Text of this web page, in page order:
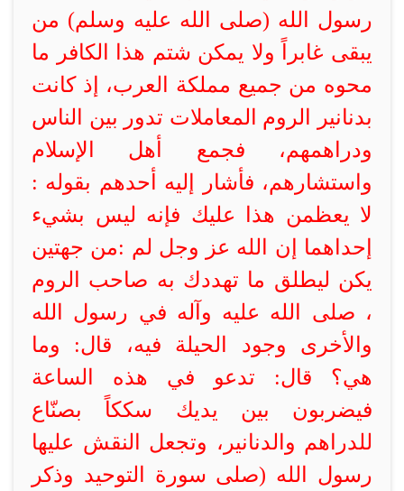
رسول الله (صلى الله عليه وسلم) من
شتم هذا الكافر ما يبقى غابراً ولا يمكن
محوه من جميع مملكة العرب، إذ كانت
المعاملات تدور بين الناس
بدنانير الروم
ودراهمهم، فجمع أهل الإسلام
واستشارهم، فأشار إليه أحدهم بقوله :
لا يعظمن هذا عليك فإنه ليس بشيء
من جهتين:
يكن ليطلق ما تهددك به صاحب الروم
في رسول الله صلى الله عليه وآله ،
والأخرى وجود الحيلة فيه، قال: وما
هي؟ قال: تدعو في هذه الساعة
بصنّاع
فيضربون بين يديك سككاً
للدراهم والدنانير، وتجعل النقش عليها
سورة التوحيد وذكر رسول الله (صلى